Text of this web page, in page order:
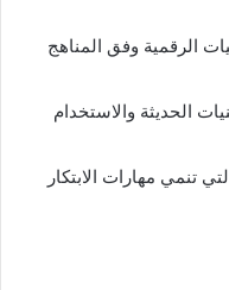
الرقمية وفق المناهج
الحديثة والاستخدام
تنمي مهارات الابتكار